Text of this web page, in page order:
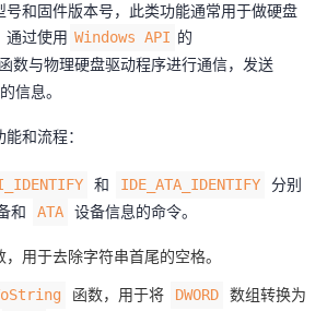
号和固件版本号，此类功能通常用于做硬盘
通过使用 Windows API 的
函数与物理硬盘驱动程序进行通信，发送
信息。
和流程：
和 IDE_ATA_IDENTIFY
分别
和 ATA 设备信息的命令。
，用于去除字符串首尾的空格。
函数，用于将 DWORD
数组转换为